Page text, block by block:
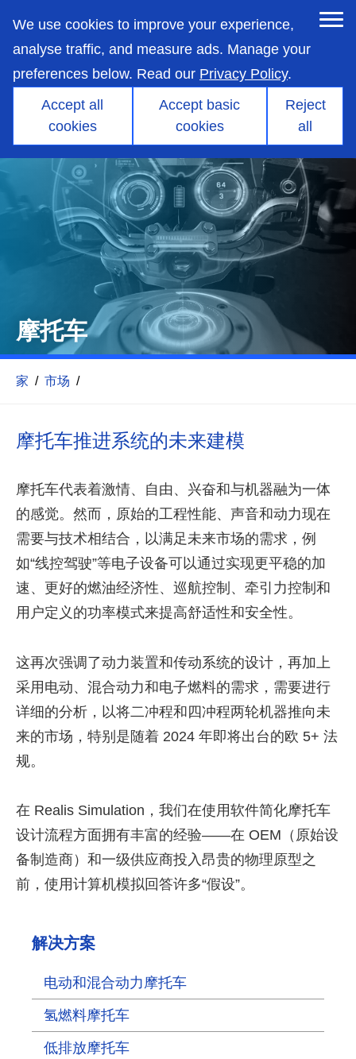
We use cookies to improve your experience,
analyse traffic, and measure ads. Manage your
preferences below. Read our Privacy Policy.
Accept all
cookies
Accept basic
cookies
Reject
all
main
content
摩托车
家 / 市场 /
摩托车推进系统的未来建模
摩托车代表着激情、自由、兴奋和与机器融为一体
的感觉。然而，原始的工程性能、声音和动力现在
需要与技术相结合，以满足未来市场的需求，例
如“线控驾驶”等电子设备可以通过实现更平稳的加
速、更好的燃油经济性、巡航控制、牵引力控制和
用户定义的功率模式来提高舒适性和安全性。
这再次强调了动力装置和传动系统的设计，再加上
采用电动、混合动力和电子燃料的需求，需要进行
详细的分析，以将二冲程和四冲程两轮机器推向未
来的市场，特别是随着 2024 年即将出台的欧 5+ 法
规。
在 Realis Simulation，我们在使用软件简化摩托车
设计流程方面拥有丰富的经验——在 OEM（原始设
备制造商）和一级供应商投入昂贵的物理原型之
前，使用计算机模拟回答许多“假设”。
解决方案
电动和混合动力摩托车
氢燃料摩托车
低排放摩托车